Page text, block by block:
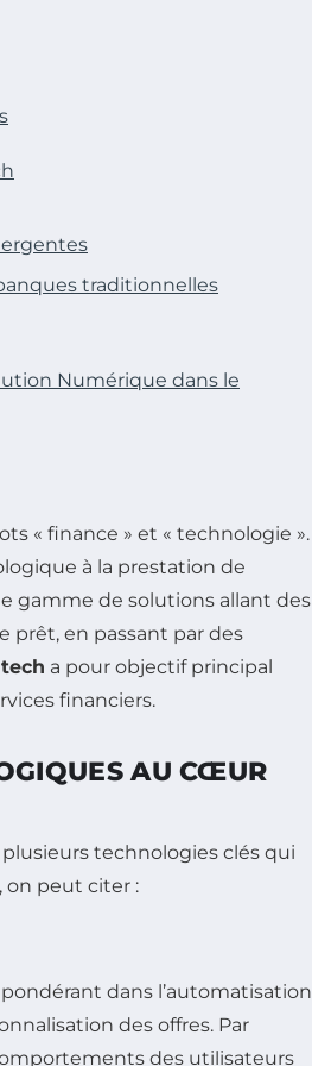
traditionnelles
Numérique dans le
« finance » et « technologie ».
à la prestation de
gamme de solutions allant des
prêt, en passant par des
a pour objectif principal
financiers.
AU CŒUR
technologies clés qui
on peut citer :
dans l’automatisation
des offres. Par
des utilisateurs